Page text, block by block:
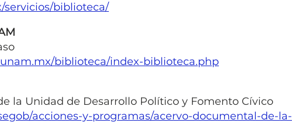
servicios/biblioteca/
biblioteca/index-biblioteca.php
la Unidad de Desarrollo Político y Fomento Cívico
acciones-y-programas/acervo-documental-de-la-